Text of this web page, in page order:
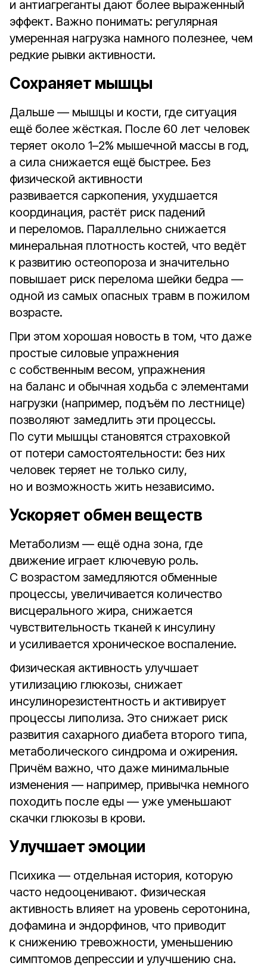
и антиагреганты дают более выраженный
эффект. Важно понимать: регулярная
умеренная нагрузка намного полезнее, чем
редкие рывки активности.
Сохраняет мышцы
Дальше — мышцы и кости, где ситуация
ещё более жёсткая. После 60 лет человек
теряет около 1–2% мышечной массы в год,
а сила снижается ещё быстрее. Без
физической активности
развивается саркопения, ухудшается
координация, растёт риск падений
и переломов. Параллельно снижается
минеральная плотность костей, что ведёт
к развитию остеопороза и значительно
повышает риск перелома шейки бедра —
одной из самых опасных травм в пожилом
возрасте.
При этом хорошая новость в том, что даже
простые силовые упражнения
с собственным весом, упражнения
на баланс и обычная ходьба с элементами
нагрузки (например, подъём по лестнице)
позволяют замедлить эти процессы.
По сути мышцы становятся страховкой
от потери самостоятельности: без них
человек теряет не только силу,
но и возможность жить независимо.
Ускоряет обмен веществ
Метаболизм — ещё одна зона, где
движение играет ключевую роль.
С возрастом замедляются обменные
процессы, увеличивается количество
висцерального жира, снижается
чувствительность тканей к инсулину
и усиливается хроническое воспаление.
Физическая активность улучшает
утилизацию глюкозы, снижает
инсулинорезистентность и активирует
процессы липолиза. Это снижает риск
развития сахарного диабета второго типа,
метаболического синдрома и ожирения.
Причём важно, что даже минимальные
изменения — например, привычка немного
походить после еды — уже уменьшают
скачки глюкозы в крови.
Улучшает эмоции
Психика — отдельная история, которую
часто недооценивают. Физическая
активность влияет на уровень серотонина,
дофамина и эндорфинов, что приводит
к снижению тревожности, уменьшению
симптомов депрессии и улучшению сна.